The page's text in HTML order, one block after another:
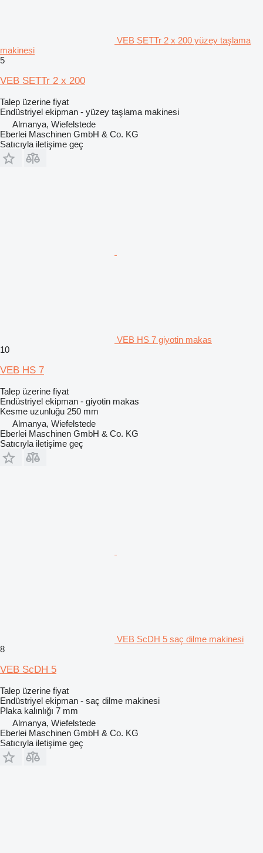
VEB SETTr 2 x 200 yüzey taşlama
makinesi
5
VEB SETTr 2 x 200
Talep üzerine fiyat
Endüstriyel ekipman - yüzey taşlama makinesi
Almanya, Wiefelstede
Eberlei Maschinen GmbH & Co. KG
Satıcıyla iletişime geç
VEB HS 7 giyotin makas
10
VEB HS 7
Talep üzerine fiyat
Endüstriyel ekipman - giyotin makas
Kesme uzunluğu 250 mm
Almanya, Wiefelstede
Eberlei Maschinen GmbH & Co. KG
Satıcıyla iletişime geç
VEB ScDH 5 saç dilme makinesi
8
VEB ScDH 5
Talep üzerine fiyat
Endüstriyel ekipman - saç dilme makinesi
Plaka kalınlığı 7 mm
Almanya, Wiefelstede
Eberlei Maschinen GmbH & Co. KG
Satıcıyla iletişime geç